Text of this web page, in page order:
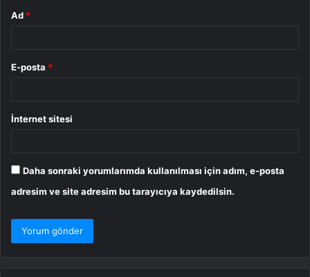
Ad *
E-posta *
İnternet sitesi
Daha sonraki yorumlarımda kullanılması için adım, e-posta
adresim ve site adresim bu tarayıcıya kaydedilsin.